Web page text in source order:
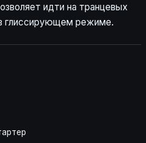
идти на транцевых
глиссирующем режиме.